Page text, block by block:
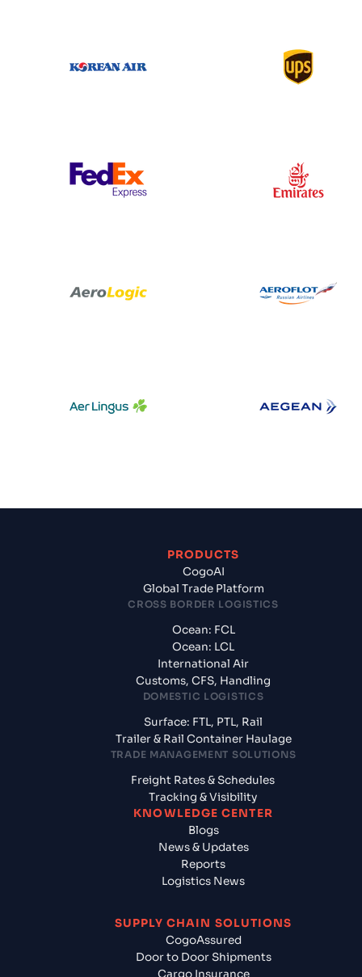
Korean Air UPS
Federal Express Emirates
Aero Logic Aeroflot
Aer Lingus Aegean
PRODUCTS
CogoAI
Global Trade Platform
CROSS BORDER LOGISTICS
Ocean: FCL
Ocean: LCL
International Air
Customs, CFS, Handling
DOMESTIC LOGISTICS
Surface: FTL, PTL, Rail
Trailer & Rail Container Haulage
TRADE MANAGEMENT SOLUTIONS
Freight Rates & Schedules
Tracking & Visibility
KNOWLEDGE CENTER
Blogs
News & Updates
Reports
Logistics News
SUPPLY CHAIN SOLUTIONS
CogoAssured
Door to Door Shipments
Cargo Insurance